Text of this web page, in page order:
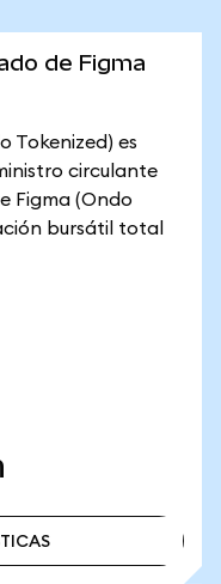
de Figma
Tokenized) es
circulante
Figma (Ondo
bursátil total